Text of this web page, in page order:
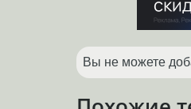
Вы не можете